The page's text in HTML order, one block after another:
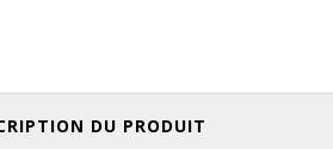
DU PRODUIT